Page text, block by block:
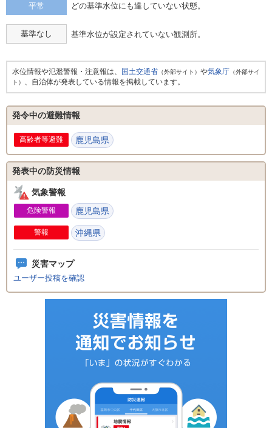
平常 どの基準水位にも達していない状態。
基準なし 基準水位が設定されていない観測所。
水位情報や氾濫警報・注意報は、 国土交通省 （外部サイト） や気象庁 （外部サイ
ト） 、自治体が発表している情報を掲載しています。
発令中の避難情報
高齢者等避難 鹿児島県
発表中の防災情報
気象警報
危険警報 鹿児島県
警報 沖縄県
災害マップ
ユーザー投稿を確認